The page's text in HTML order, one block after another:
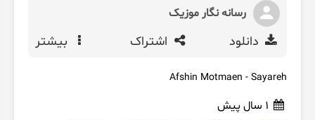
رسانه نگار موزیک
دانلود اشتراک بیشتر
Afshin Motmaen - Sayareh